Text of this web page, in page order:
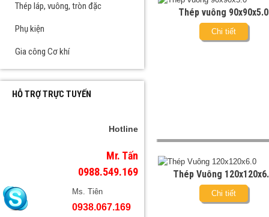
Thép láp, vuông, tròn đặc
Phụ kiện
Gia công Cơ khí
HỖ TRỢ TRỰC TUYẾN
Hotline
Mr. Tấn
0988.549.169
Ms. Tiên
0938.067.169
Thép vuông 90x90x5.0
Chi tiết
Thép Vuông
Chi tiết